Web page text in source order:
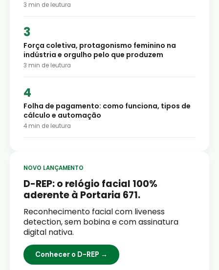
3 min de leutura
Força coletiva, protagonismo feminino na
indústria e orgulho pelo que produzem
3 min de leutura
Folha de pagamento: como funciona, tipos de
cálculo e automação
4 min de leutura
NOVO LANÇAMENTO
D-REP: o relógio facial 100%
aderente à Portaria 671.
Reconhecimento facial com liveness
detection, sem bobina e com assinatura
digital nativa.
Conhecer o D-REP →